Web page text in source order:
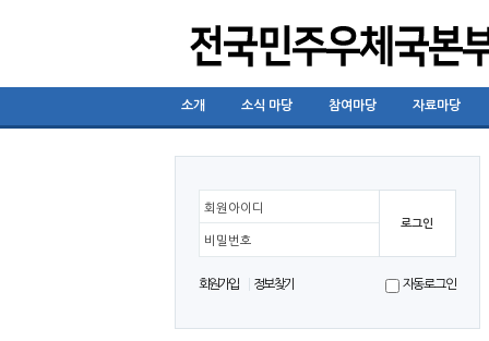
소개 소식 마당 참여마당 자료마당
회원아이디
비밀번호
회원가입 정보찾기 자동로그인